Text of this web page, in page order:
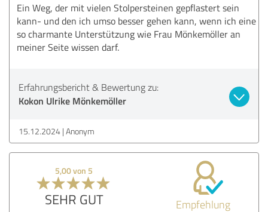
Ein Weg, der mit vielen Stolpersteinen gepflastert sein
kann- und den ich umso besser gehen kann, wenn ich eine
so charmante Unterstützung wie Frau Mönkemöller an
meiner Seite wissen darf.
Erfahrungsbericht & Bewertung zu:
Kokon Ulrike Mönkemöller
15.12.2024 Anonym
5,00 von 5
SEHR GUT Empfehlung